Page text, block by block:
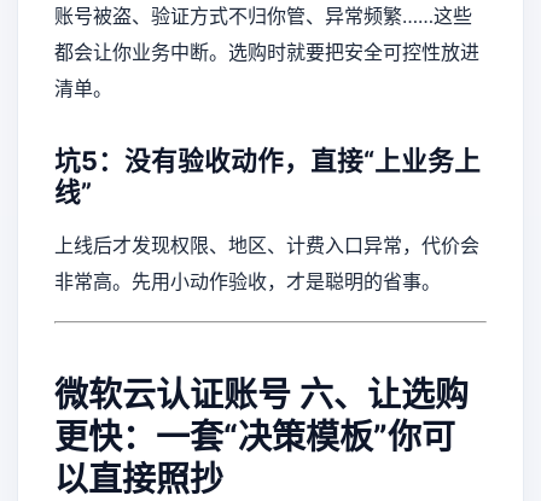
账号被盗、验证方式不归你管、异常频繁……这些
都会让你业务中断。选购时就要把安全可控性放进
清单。
坑5：没有验收动作，直接“上业务上
线”
上线后才发现权限、地区、计费入口异常，代价会
非常高。先用小动作验收，才是聪明的省事。
微软云认证账号 六、让选购
更快：一套“决策模板”你可
以直接照抄